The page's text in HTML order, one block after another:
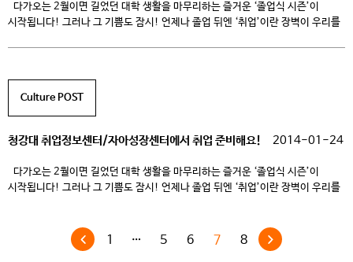
다가오는 2월이면 길었던 대학 생활을 마무리하는 즐거운 ‘졸업식 시즌’이
시작됩니다! 그러나 그 기쁨도 잠시! 언제나 졸업 뒤엔 ‘취업’이란 장벽이 우리를
Culture POST
청강대 취업정보센터/자아성장센터에서 취업 준비해요! 2014-01-24
다가오는 2월이면 길었던 대학 생활을 마무리하는 즐거운 ‘졸업식 시즌’이
시작됩니다! 그러나 그 기쁨도 잠시! 언제나 졸업 뒤엔 ‘취업’이란 장벽이 우리를
졸업생은 교내에서 제공하고 있는 ‘취업 지원 프로그램’을 통해 완벽한 준비에
돌입했습니다. 학생들의 진로 선택을 돕고, 취업 […]
1 … 5 6 7 8